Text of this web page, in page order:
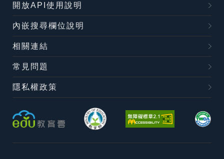
開放API使用說明
內嵌搜尋欄位說明
相關連結
常見問題
隱私權政策